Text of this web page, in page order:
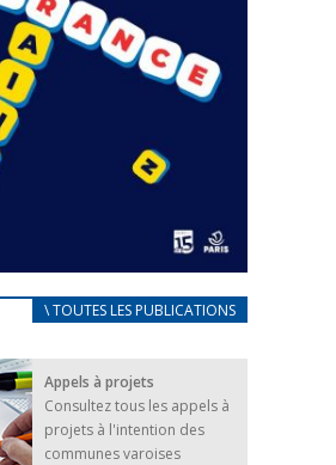
au mieux les réfugiés
en France,...
\ TOUTES LES PUBLICATIONS
Appels à projets
Consultez tous les appels à
projets à l'intention des
communes varoises